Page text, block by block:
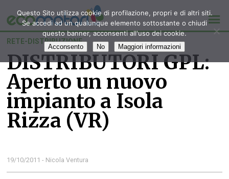
RETE-DISTRIBUZIONE
DISTRIBUTORI GPL:
Aperto un nuovo
impianto a Isola
Rizza (VR)
19/10/2011 - Nicola Ventura
Questo Sito utilizza cookie di profilazione, propri e di altri siti.
Se accedi ad un qualunque elemento sottostante o chiudi
questo banner, acconsenti all'uso dei cookie.
Acconsento No Maggiori informazioni